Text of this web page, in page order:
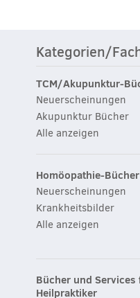
Kategorien/
TCM/Akupunktur-
Neuerscheinungen
Akupunktur Bücher
Alle anzeigen
Homöopathie-Bücher
Neuerscheinungen
Krankheitsbilder
Alle anzeigen
Bücher und Services
Heilpraktiker